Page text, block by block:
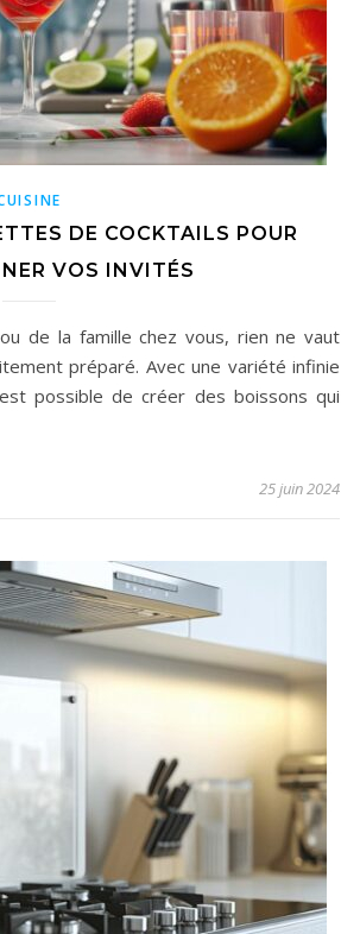
DE COCKTAILS POUR
VOS INVITÉS
de la famille chez vous, rien ne vaut
préparé. Avec une variété infinie
possible de créer des boissons qui
25 juin 2024